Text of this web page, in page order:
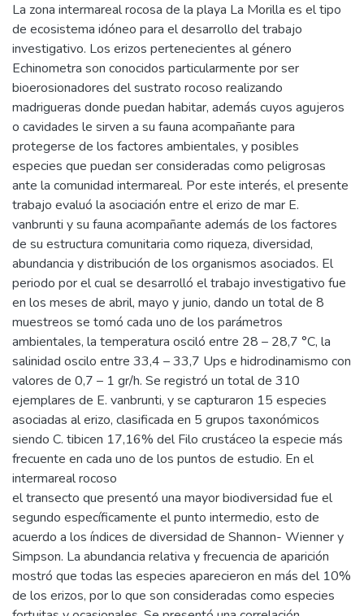
La zona intermareal rocosa de la playa La Morilla es el tipo
de ecosistema idóneo para el desarrollo del trabajo
investigativo. Los erizos pertenecientes al género
Echinometra son conocidos particularmente por ser
bioerosionadores del sustrato rocoso realizando
madrigueras donde puedan habitar, además cuyos agujeros
o cavidades le sirven a su fauna acompañante para
protegerse de los factores ambientales, y posibles
especies que puedan ser consideradas como peligrosas
ante la comunidad intermareal. Por este interés, el presente
trabajo evaluó la asociación entre el erizo de mar E.
vanbrunti y su fauna acompañante además de los factores
de su estructura comunitaria como riqueza, diversidad,
abundancia y distribución de los organismos asociados. El
periodo por el cual se desarrolló el trabajo investigativo fue
en los meses de abril, mayo y junio, dando un total de 8
muestreos se tomó cada uno de los parámetros
ambientales, la temperatura osciló entre 28 – 28,7 °C, la
salinidad oscilo entre 33,4 – 33,7 Ups e hidrodinamismo con
valores de 0,7 – 1 gr/h. Se registró un total de 310
ejemplares de E. vanbrunti, y se capturaron 15 especies
asociadas al erizo, clasificada en 5 grupos taxonómicos
siendo C. tibicen 17,16% del Filo crustáceo la especie más
frecuente en cada uno de los puntos de estudio. En el
intermareal rocoso
el transecto que presentó una mayor biodiversidad fue el
segundo específicamente el punto intermedio, esto de
acuerdo a los índices de diversidad de Shannon- Wienner y
Simpson. La abundancia relativa y frecuencia de aparición
mostró que todas las especies aparecieron en más del 10%
de los erizos, por lo que son consideradas como especies